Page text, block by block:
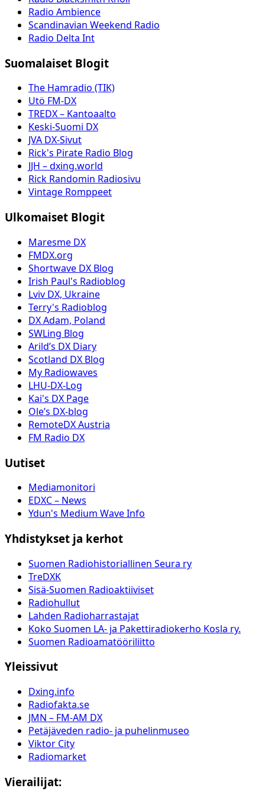
Radio Ambience
Scandinavian Weekend Radio
Radio Delta Int
Suomalaiset Blogit
The Hamradio (TIK)
Utö FM-DX
TREDX – Kantoaalto
Keski-Suomi DX
JVA DX-Sivut
Rick's Pirate Radio Blog
JJH – dxing.world
Rick Randomin Radiosivu
Vintage Romppeet
Ulkomaiset Blogit
Maresme DX
FMDX.org
Shortwave DX Blog
Irish Paul's Radioblog
Lviv DX, Ukraine
Terry's Radioblog
DX Adam, Poland
SWLing Blog
Arild’s DX Diary
Scotland DX Blog
My Radiowaves
LHU-DX-Log
Kai's DX Page
Ole’s DX-blog
RemoteDX Austria
FM Radio DX
Uutiset
Mediamonitori
EDXC – News
Ydun's Medium Wave Info
Yhdistykset ja kerhot
Suomen Radiohistoriallinen Seura ry
TreDXK
Sisä-Suomen Radioaktiiviset
Radiohullut
Lahden Radioharrastajat
Koko Suomen LA- ja Pakettiradiokerho Kosla ry.
Suomen Radioamatööriliitto
Yleissivut
Dxing.info
Radiofakta.se
JMN – FM-AM DX
Petäjäveden radio- ja puhelinmuseo
Viktor City
Radiomarket
Vierailijat: